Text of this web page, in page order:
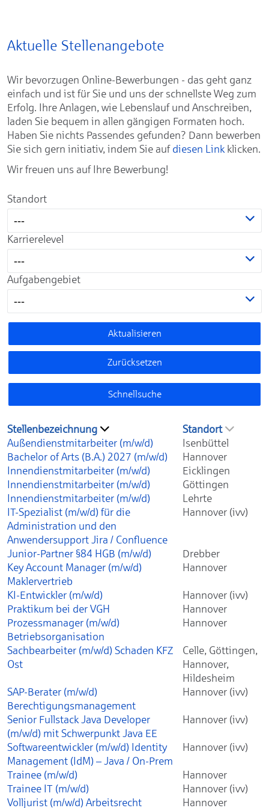
Aktuelle Stellenangebote
Wir bevorzugen Online-Bewerbungen - das geht ganz
einfach und ist für Sie und uns der schnellste Weg zum
Erfolg. Ihre Anlagen, wie Lebenslauf und Anschreiben,
laden Sie bequem in allen gängigen Formaten hoch.
Haben Sie nichts Passendes gefunden? Dann bewerben
Sie sich gern initiativ, indem Sie auf diesen Linkklicken.
Wir freuen uns auf Ihre Bewerbung!
Standort
---
Karrierelevel
---
Aufgabengebiet
---
Aktualisieren
Zurücksetzen
Schnellsuche
Stellenbezeichnung
Standort
Außendienstmitarbeiter (m/w/d)
Isenbüttel
Bachelor of Arts (B.A.) 2027 (m/w/d)
Hannover
Innendienstmitarbeiter (m/w/d)
Eicklingen
Innendienstmitarbeiter (m/w/d)
Göttingen
Innendienstmitarbeiter (m/w/d)
Lehrte
IT-Spezialist (m/w/d) für die
Administration und den
Anwendersupport Jira / Confluence
Hannover (ivv)
Junior-Partner §84 HGB (m/w/d)
Drebber
Key Account Manager (m/w/d)
Maklervertrieb
Hannover
KI-Entwickler (m/w/d)
Hannover (ivv)
Praktikum bei der VGH
Hannover
Prozessmanager (m/w/d)
Betriebsorganisation
Hannover
Sachbearbeiter (m/w/d) Schaden KFZ
Ost
Celle, Göttingen,
Hannover,
Hildesheim
SAP-Berater (m/w/d)
Berechtigungsmanagement
Hannover (ivv)
Senior Fullstack Java Developer
(m/w/d) mit Schwerpunkt Java EE
Hannover (ivv)
Softwareentwickler (m/w/d) Identity
Management (IdM) – Java / On-Prem
Hannover (ivv)
Trainee (m/w/d)
Hannover
Trainee IT (m/w/d)
Hannover (ivv)
Volljurist (m/w/d) Arbeitsrecht
Hannover